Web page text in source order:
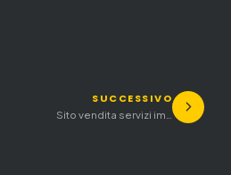
SUCCESSIVO
Sito vendita servizi immobiliari